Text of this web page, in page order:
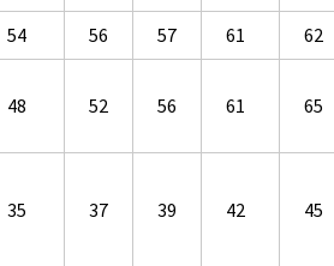
54 56 57 61 62
48 52 56 61 65
35 37 39 42 45